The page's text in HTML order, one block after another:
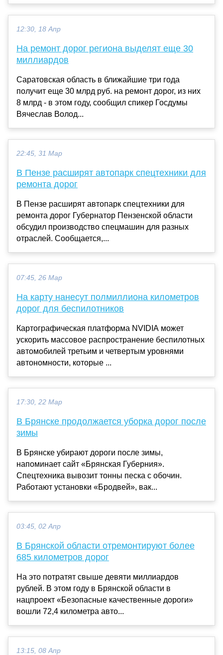
12:30, 18 Апр
На ремонт дорог региона выделят еще 30
миллиардов
Саратовская область в ближайшие три года
получит еще 30 млрд руб. на ремонт дорог, из них
8 млрд - в этом году, сообщил спикер Госдумы
Вячеслав Волод...
22:45, 31 Мар
В Пензе расширят автопарк спецтехники для
ремонта дорог
В Пензе расширят автопарк спецтехники для
ремонта дорог Губернатор Пензенской области
обсудил производство спецмашин для разных
отраслей. Сообщается,...
07:45, 26 Мар
На карту нанесут полмиллиона километров
дорог для беспилотников
Картографическая платформа NVIDIA может
ускорить массовое распространение беспилотных
автомобилей третьим и четвертым уровнями
автономности, которые ...
17:30, 22 Мар
В Брянске продолжается уборка дорог после
зимы
В Брянске убирают дороги после зимы,
напоминает сайт «Брянская Губерния».
Спецтехника вывозит тонны песка с обочин.
Работают установки «Бродвей», вак...
03:45, 02 Апр
В Брянской области отремонтируют более
685 километров дорог
На это потратят свыше девяти миллиардов
рублей. В этом году в Брянской области в
нацпроект «Безопасные качественные дороги»
вошли 72,4 километра авто...
13:15, 08 Апр